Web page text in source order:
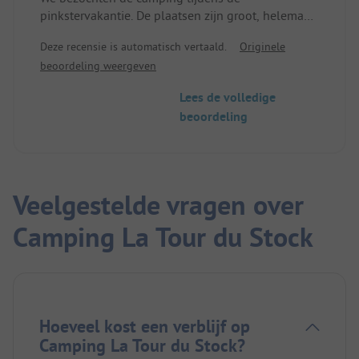
pinkstervakantie. De plaatsen zijn groot, helemaal
sanitair is spartaans. Het wordt goed
schoongehouden, maar je moet wel zelf wc-papier
erg lawaaierig omdat er geen beveiliging is en
iedereen hier kan feesten. Een grote teleurstelling.
Deze recensie is automatisch vertaald.
Originele
beoordeling weergeven
Lees de volledige
beoordeling
Veelgestelde vragen over
Camping La Tour du Stock
Hoeveel kost een verblijf op
Camping La Tour du Stock?